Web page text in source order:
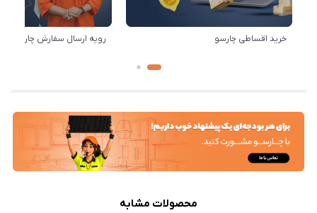
خرید اقساطی چارسو رویه ارسال سفارش چارسو
محصولات مشابه